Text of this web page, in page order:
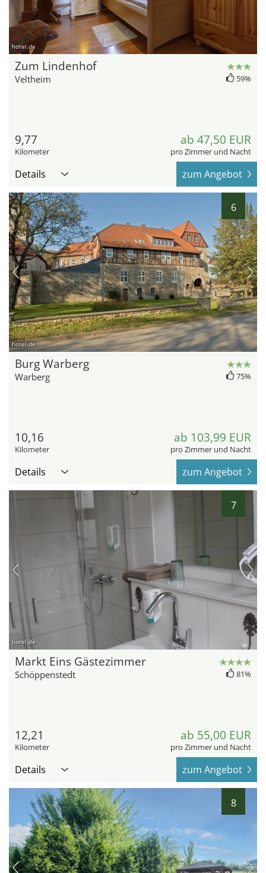
hotel.de
Zum Lindenhof
Veltheim 59%
9,77
Kilometer
ab 47,50 EUR
pro Zimmer und Nacht
Details zum Angebot
6
hotel.de
Burg Warberg
Warberg 75%
10,16
Kilometer
ab 103,99 EUR
pro Zimmer und Nacht
Details zum Angebot
7
hotel.de
Markt Eins Gästezimmer
Schöppenstedt 81%
12,21
Kilometer
ab 55,00 EUR
pro Zimmer und Nacht
Details zum Angebot
8